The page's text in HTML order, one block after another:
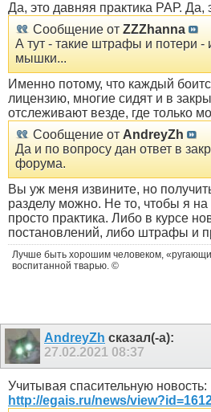
Да, это давняя практика РАР. Да,
Сообщение от ZZZhanna
А тут - такие штрафы и потери -
мышки...
Именно потому, что каждый
лицензию, многие сидят и в
отслеживают везде, где только
Сообщение от AndreyZh
Да и по вопросу дан ответ в
форума.
Вы уж меня извините, но
разделу можно. Не то, чтобы я на
просто практика. Либо в курсе
постановлений, либо штрафы и
Лучше быть хорошим человеком,
воспитанной тварью. ©
AndreyZh сказал(-а):
27.02.2021 08:37
Учитывая спасительную новость:
http://egais.ru/news/